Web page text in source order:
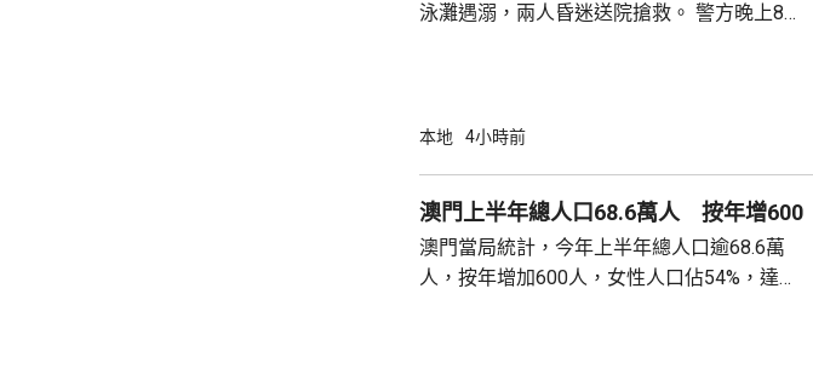
泳灘遇溺，兩人昏迷送院搶救。 警方晚上8時
本地 4小時前
澳門上半年總人口68.6萬人 按年增600
澳門當局統計，今年上半年總人口逾68.6萬
人，按年增加600人，女性人口佔54%，達